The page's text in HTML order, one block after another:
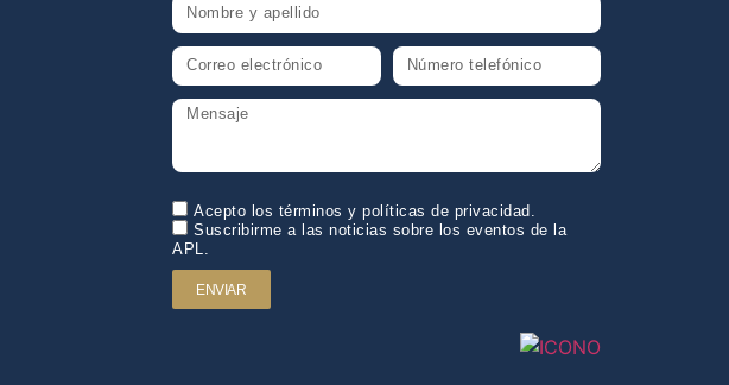
Acepto los términos y políticas de privacidad.
Suscribirme a las noticias sobre los eventos de la
APL.
ENVIAR